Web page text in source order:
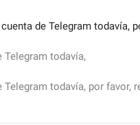
de Telegram todavía,
todavía,
todavía, por favor,